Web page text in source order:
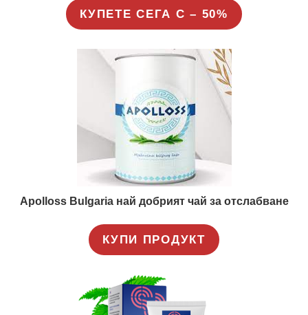
КУПЕТЕ СЕГА С – 50%
Apolloss Bulgaria най добрият чай за отслабване
КУПИ ПРОДУКТ